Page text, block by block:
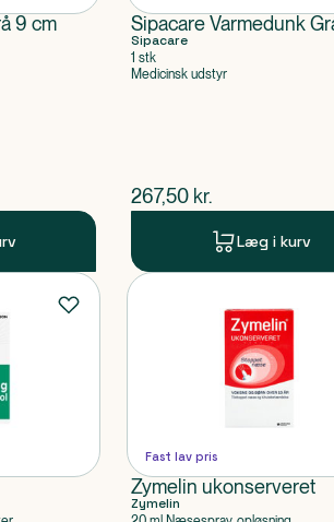
9 cm Sipacare Varmedunk
Sipacare
1 stk
Medicinsk udstyr
$nuværende pris
267,50 kr.
Læg i kurv
Fast lav pris
Zymelin ukonserveret
Zymelin